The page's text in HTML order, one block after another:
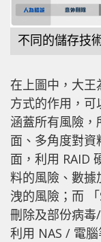
不同的儲存技
在上圖中，大王
方式的作用，
涵蓋所有風險
面、多角度對
面，利用 RAID
料的風險、數據
洩的風險；而
刪除及部份病
利用 NAS / 電